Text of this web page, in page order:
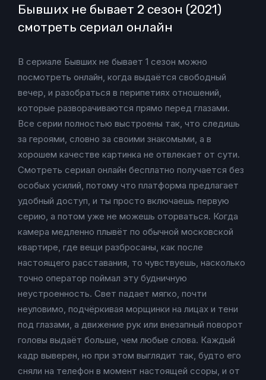
Бывших не бывает 2 сезон (2021)
смотреть сериал онлайн
В сериале Бывших не бывает 1 сезон можно
посмотреть онлайн, когда выдаётся свободный
вечер, и разобраться в перипетиях отношений,
которые разворачиваются прямо перед глазами.
Все серии полностью выстроены так, что следишь
за героями, словно за своими знакомыми, а в
хорошем качестве картинка не отвлекает от сути.
Смотреть сериал онлайн бесплатно получается без
особых усилий, потому что платформа предлагает
удобный доступ, и ты просто включаешь первую
серию, а потом уже не можешь оторваться. Когда
камера медленно плывёт по обычной московской
квартире, где вещи разбросаны, как после
настоящего расставания, то чувствуешь, насколько
точно оператор поймал эту будничную
неустроенность. Свет падает мягко, почти
неуловимо, подчёркивая морщинки на лицах и тени
под глазами, а движение рук или внезапный поворот
головы выдаёт больше, чем любые слова. Каждый
кадр выверен, но при этом выглядит так, будто его
сняли на телефон в момент настоящей ссоры, и от